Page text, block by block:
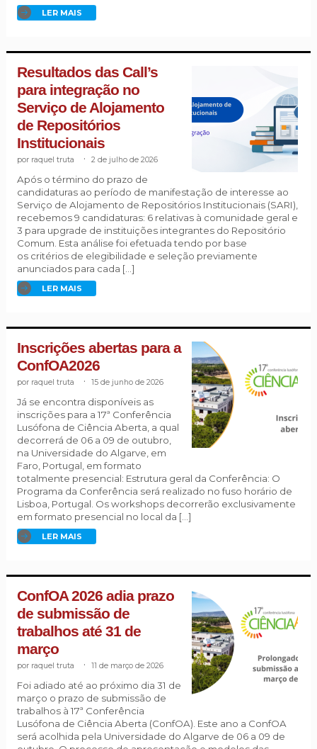
LER MAIS
Resultados das Call’s
para integração no
Serviço de Alojamento
de Repositórios
Institucionais
raquel truta 2 de julho de 2026
Após o término do prazo de
candidaturas ao período de manifestação de interesse ao
Serviço de Alojamento de Repositórios Institucionais (SARI),
recebemos 9 candidaturas: 6 relativas à comunidade geral e
3 para upgrade de instituições integrantes do Repositório
Comum. Esta análise foi efetuada tendo por base
os critérios de elegibilidade e seleção previamente
anunciados para cada […]
LER MAIS
Inscrições abertas para a
ConfOA2026
raquel truta 15 de junho de 2026
Já se encontra disponíveis as
inscrições para a 17ª Conferência
Lusófona de Ciência Aberta, a qual
decorrerá de 06 a 09 de outubro,
na Universidade do Algarve, em
Faro, Portugal, em formato
totalmente presencial: Estrutura geral da Conferência: O
Programa da Conferência será realizado no fuso horário de
Lisboa, Portugal. Os workshops decorrerão exclusivamente
em formato presencial no local da […]
LER MAIS
ConfOA 2026 adia prazo
de submissão de
trabalhos até 31 de
março
raquel truta 11 de março de 2026
Foi adiado até ao próximo dia 31 de
março o prazo de submissão de
trabalhos à 17ª Conferência
Lusófona de Ciência Aberta (ConfOA). Este ano a ConfOA
será acolhida pela Universidade do Algarve de 06 a 09 de